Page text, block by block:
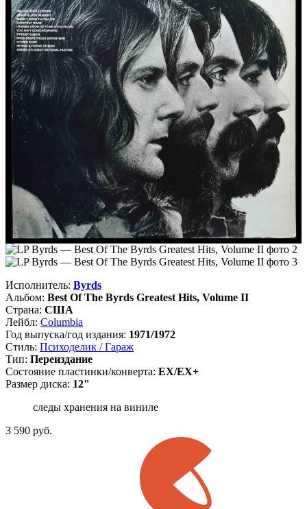
Исполнитель: Byrds
Альбом: Best Of The Byrds Greatest Hits, Volume II
Страна: США
Лейбл: Columbia
Год выпуска/год издания: 1971/1972
Стиль: Психоделик / Гараж
Тип: Переиздание
Состояние пластинки/конверта: EX/EX+
Размер диска: 12"
следы хранения на виниле
3 590 руб.